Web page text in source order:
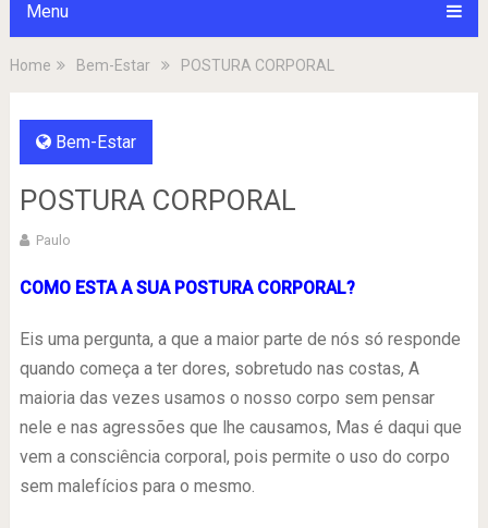
Menu
Home Bem-Estar POSTURA CORPORAL
Bem-Estar
POSTURA CORPORAL
Paulo
COMO ESTA A SUA POSTURA CORPORAL?
Eis uma pergunta, a que a maior parte de nós só responde
quando começa a ter dores, sobretudo nas costas, A
maioria das vezes usamos o nosso corpo sem pensar
nele e nas agressões que lhe causamos, Mas é daqui que
vem a consciência corporal, pois permite o uso do corpo
sem malefícios para o mesmo.